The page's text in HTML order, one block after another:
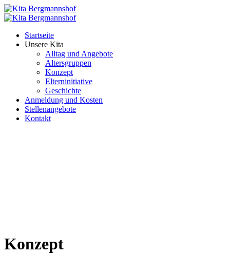
Startseite
Unsere Kita
Alltag und Angebote
Altersgruppen
Konzept
Elterninitiative
Geschichte
Anmeldung und Kosten
Stellenangebote
Kontakt
Konzept